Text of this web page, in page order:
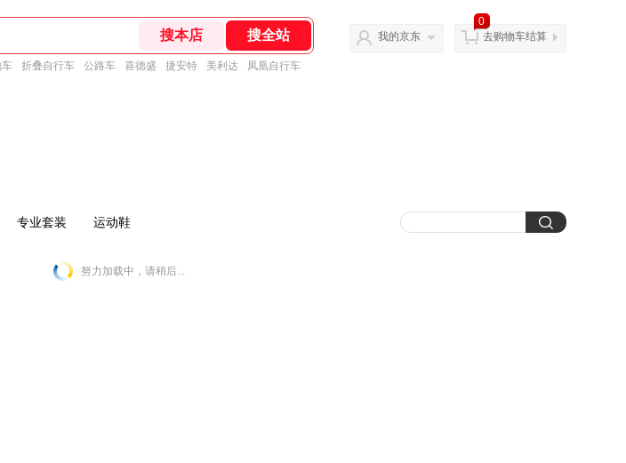
车 折叠自行车 公路车 喜德盛 捷安特 美利达 凤凰自行车
我的京东
0
去购物车结算
专业套装 运动鞋
努力加载中，请稍后...